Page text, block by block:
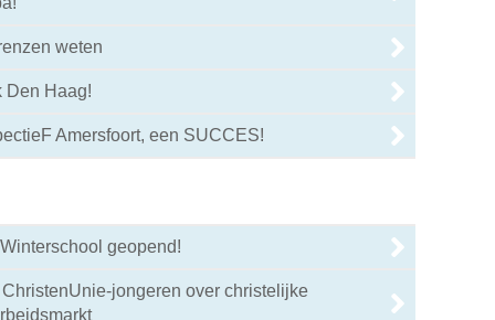
weten
Den Haag!
Amersfoort, een SUCCES!
geopend!
jongeren over christelijke